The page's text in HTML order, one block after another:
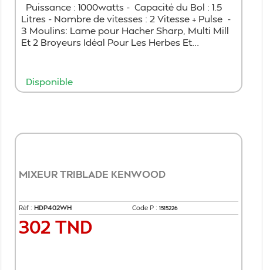
Puissance : 1000watts - Capacité du Bol : 1.5
Litres - Nombre de vitesses : 2 Vitesse + Pulse -
3 Moulins: Lame pour Hacher Sharp, Multi Mill
Et 2 Broyeurs Idéal Pour Les Herbes Et...
Disponible
MIXEUR TRIBLADE KENWOOD
Réf : HDP402WH Code P : 1515226
Prix
302 TND